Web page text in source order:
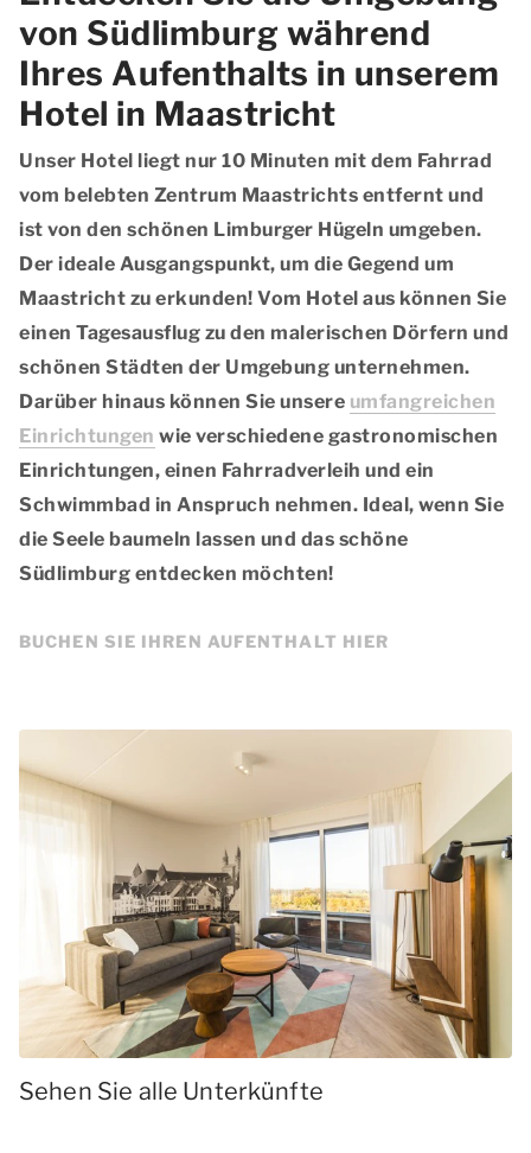
von Südlimburg während
Ihres Aufenthalts in unserem
Hotel in Maastricht
Unser Hotel liegt nur 10 Minuten mit dem Fahrrad
vom belebten Zentrum Maastrichts entfernt und
ist von den schönen Limburger Hügeln umgeben.
Der ideale Ausgangspunkt, um die Gegend um
Maastricht zu erkunden! Vom Hotel aus können Sie
einen Tagesausflug zu den malerischen Dörfern und
schönen Städten der Umgebung unternehmen.
Darüber hinaus können Sie unsere umfangreichen
Einrichtungen wie verschiedene gastronomischen
Einrichtungen, einen Fahrradverleih und ein
Schwimmbad in Anspruch nehmen. Ideal, wenn Sie
die Seele baumeln lassen und das schöne
Südlimburg entdecken möchten!
BUCHEN SIE IHREN AUFENTHALT HIER
Sehen Sie alle Unterkünfte